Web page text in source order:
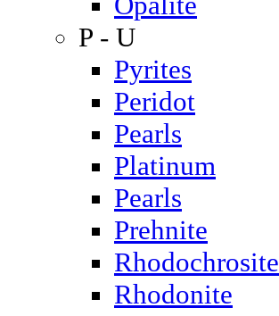
P - U
Pyrites
Peridot
Pearls
Platinum
Pearls
Prehnite
Rhodochrosite
Rhodonite